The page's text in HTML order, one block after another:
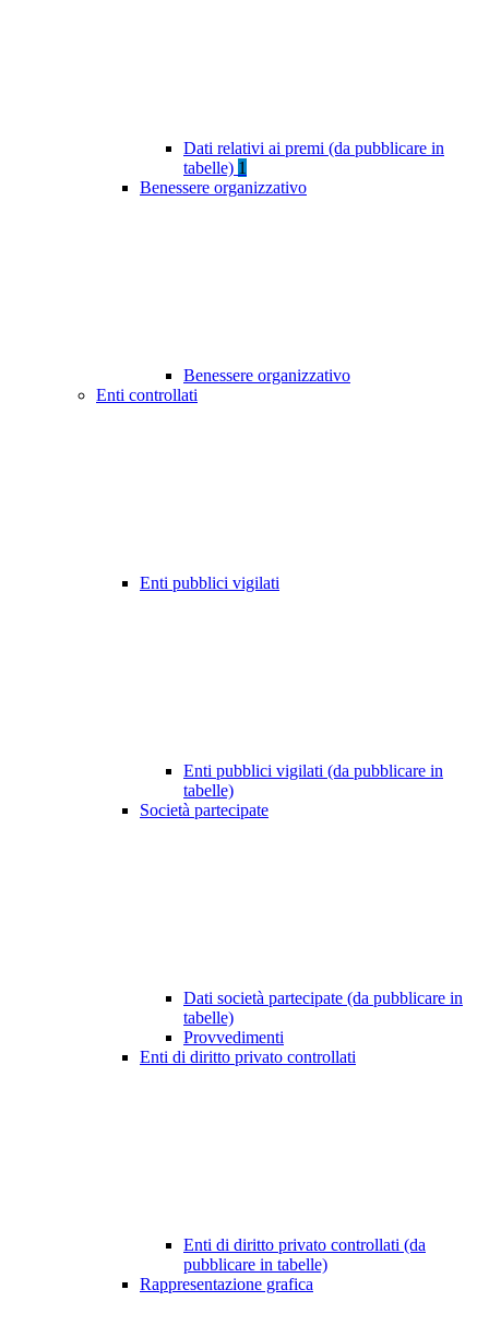
Dati relativi ai premi (da pubblicare in
tabelle) 1
Benessere organizzativo
Benessere organizzativo
Enti controllati
Enti pubblici vigilati
Enti pubblici vigilati (da pubblicare in
tabelle)
Società partecipate
Dati società partecipate (da pubblicare in
tabelle)
Provvedimenti
Enti di diritto privato controllati
Enti di diritto privato controllati (da
pubblicare in tabelle)
Rappresentazione grafica